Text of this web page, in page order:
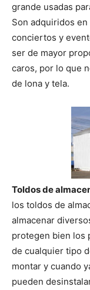
grande usadas
Son adquiridos
conciertos y
ser de mayor
caros, por lo que
de lona y tela.
Toldos de
los toldos de
almacenar
protegen bien los
de cualquier tipo
montar y cuando
pueden